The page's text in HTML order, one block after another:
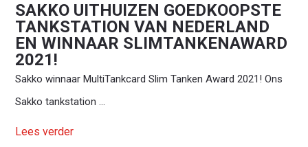
SAKKO UITHUIZEN GOEDKOOPSTE
TANKSTATION VAN NEDERLAND
EN WINNAAR SLIMTANKENAWARD
2021!
Sakko winnaar MultiTankcard Slim Tanken Award 2021! Ons
Sakko tankstation ...
Lees verder